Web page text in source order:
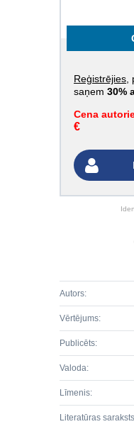
Reģistrējies
saņem 30%
Cena
€
Autors:
Vērtējums:
Publicēts:
Valoda:
Līmenis:
Literatūras